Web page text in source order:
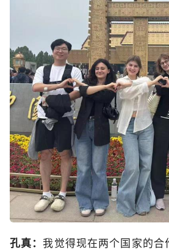
孔真：我觉得现在两个国家的合